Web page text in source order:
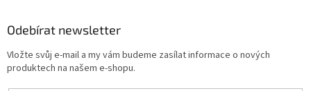
Odebírat newsletter
Vložte svůj e-mail a my vám budeme zasílat informace o nových
produktech na našem e-shopu.